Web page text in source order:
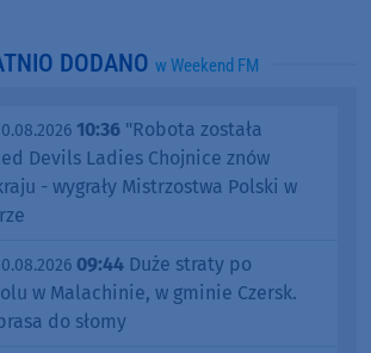
DODANO w Weekend FM
10:36 "Robota została
Devils Ladies Chojnice znów
- wygrały Mistrzostwa Polski w
09:44 Duże straty po
w Malachinie, w gminie Czersk.
do słomy